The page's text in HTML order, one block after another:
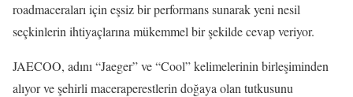
roadmaceraları için eşsiz bir performans sunarak yeni nesil
seçkinlerin ihtiyaçlarına mükemmel bir şekilde cevap veriyor.
JAECOO, adını “Jaeger” ve “Cool” kelimelerinin birleşiminden
alıyor ve şehirli maceraperestlerin doğaya olan tutkusunu